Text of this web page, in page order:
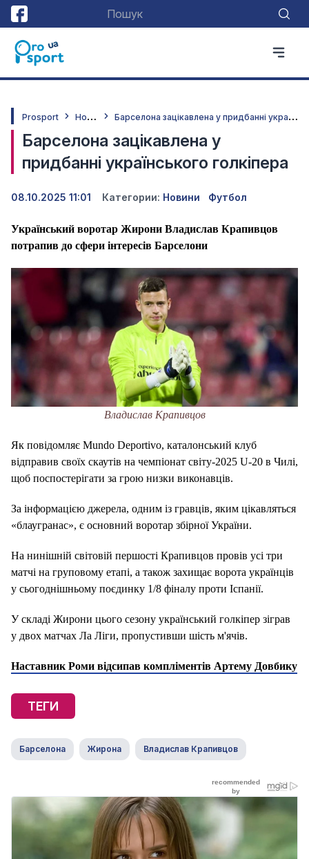
Prosport Н
овини Б
арселона зацікавлена у придбанні українського голкіпера
Барселона зацікавлена у
придбанні українського голкіпера
08.10.2025 11:01 Категории: Новини Футбол
Український воротар Жирони Владислав Крапивцов
потрапив до сфери інтересів Барселони
Владислав Крапивцов
Як повідомляє Mundo Deportivo, каталонський клуб
відправив своїх скаутів на чемпіонат світу-2025 U-20 в Чилі,
щоб поспостерігати за грою низки виконавців.
За інформацією джерела, одним із гравців, яким цікавляться
«блаугранас», є основний воротар збірної України.
На нинішній світовій першості Крапивцов провів усі три
матчі на груповому етапі, а також захищає ворота українців
у сьогоднішньому поєдинку 1/8 фіналу проти Іспанії.
У складі Жирони цього сезону український голкіпер зіграв
у двох матчах Ла Ліги, пропустивши шість м'ячів.
Наставник Роми відсипав компліментів Артему Довбику
ТЕГИ
Барселона Жирона Владислав Крапивцов